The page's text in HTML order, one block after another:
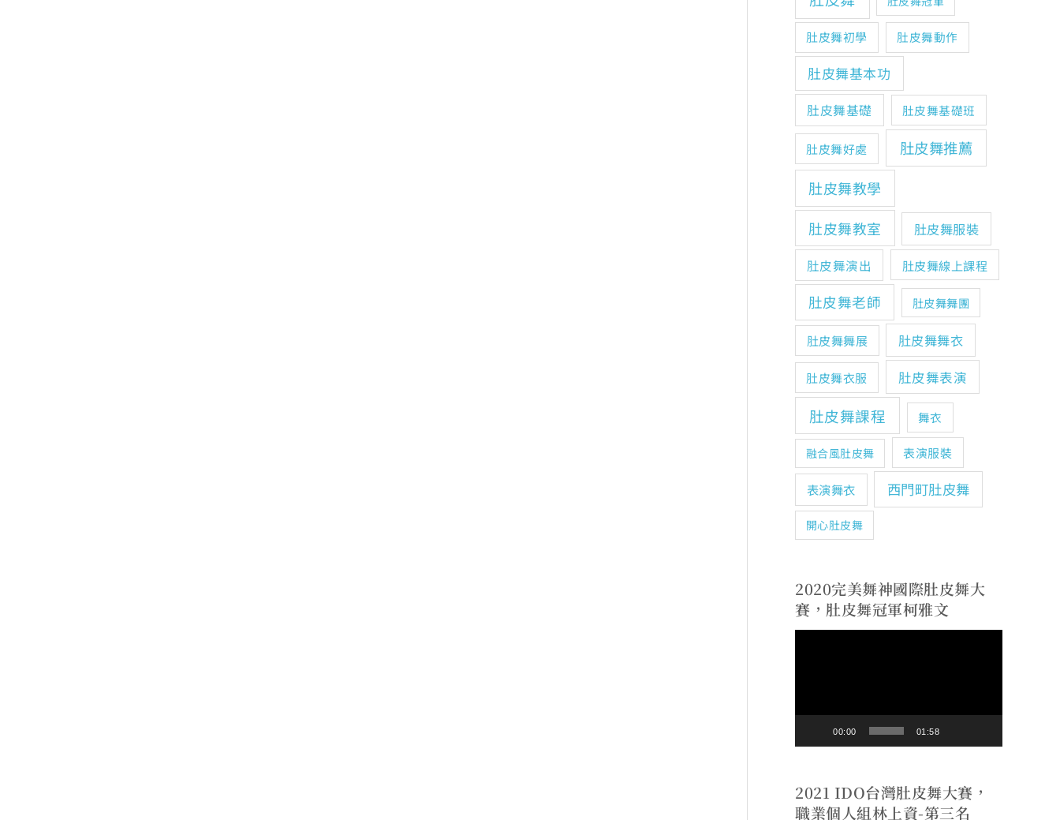
肚皮舞初學 肚皮舞動作
肚皮舞基本功
肚皮舞基礎 肚皮舞基礎班
肚皮舞好處
肚皮舞推薦
肚皮舞教學
肚皮舞教室
肚皮舞服裝
肚皮舞演出 肚皮舞線上課程
肚皮舞老師 肚皮舞舞團
肚皮舞舞展 肚皮舞舞衣
肚皮舞衣服 肚皮舞表演
肚皮舞課程 舞衣
融合風肚皮舞 表演服裝
表演舞衣 西門町肚皮舞
開心肚皮舞
2020完美舞神國際肚皮舞大
賽，肚皮舞冠軍柯雅文
放
器
00:00 01:58
2021 IDO台灣肚皮舞大賽，
職業個人組林上資-第三名